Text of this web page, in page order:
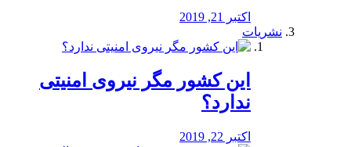
اکتبر 21, 2019
نشریات
این کشور مگر نیروی امنیتی
ندارد؟
اکتبر 22, 2019